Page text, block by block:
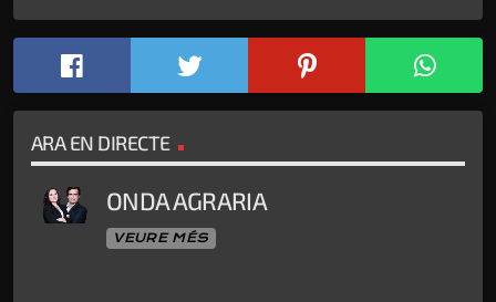
ARA EN DIRECTE
ONDA AGRARIA
VEURE MÉS